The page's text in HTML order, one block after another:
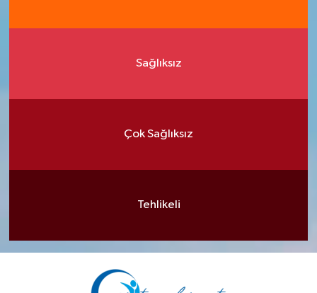
Sağlıksız
Çok Sağlıksız
Tehlikeli